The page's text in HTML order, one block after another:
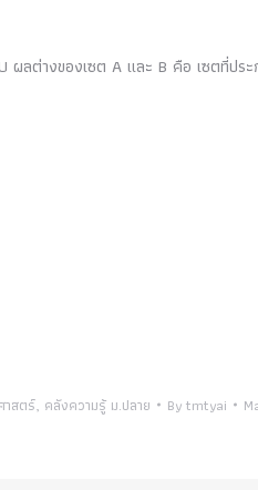
ของเซต A และ B คือ เซตที่ประกอ
สตร์, คลังความรู้ ม.ปลาย Bytmtyai